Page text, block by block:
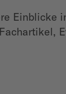
Einblicke